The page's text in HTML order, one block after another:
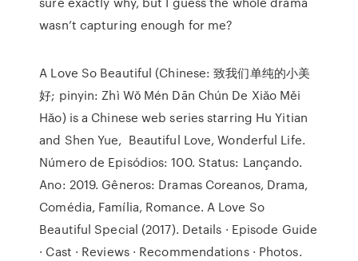
wasn’t capturing enough for me?
A Love So Beautiful (Chinese: 致我们单纯的小美
好; pinyin: Zhì Wǒ Mén Dān Chún De Xiǎo Měi
Hǎo) is a Chinese web series starring Hu Yitian
and Shen Yue, Beautiful Love, Wonderful Life.
Número de Episódios: 100. Status: Lançando.
Ano: 2019. Gêneros: Dramas Coreanos, Drama,
Comédia, Família, Romance. A Love So
Beautiful Special (2017). Details · Episode Guide
· Cast · Reviews · Recommendations · Photos.